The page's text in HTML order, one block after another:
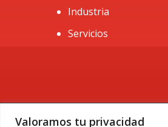
Valoramos tu privacidad
Industria
Servicios